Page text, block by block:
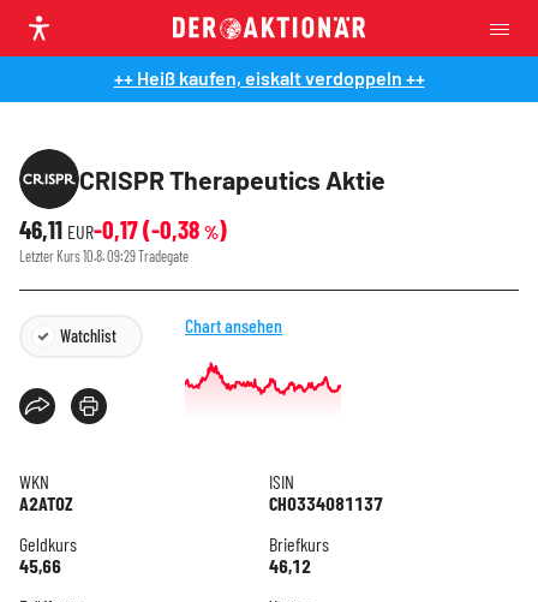
++ Heiß kaufen, eiskalt verdoppeln ++
CRISPR Therapeutics Aktie
46,11 EUR-0,17(-0,38 %)
Letzter Kurs10.8. 09:29Tradegate
Watchlist Chart ansehen
WKN
A2AT0Z
ISIN
CH0334081137
Geldkurs
45,66
Briefkurs
46,12